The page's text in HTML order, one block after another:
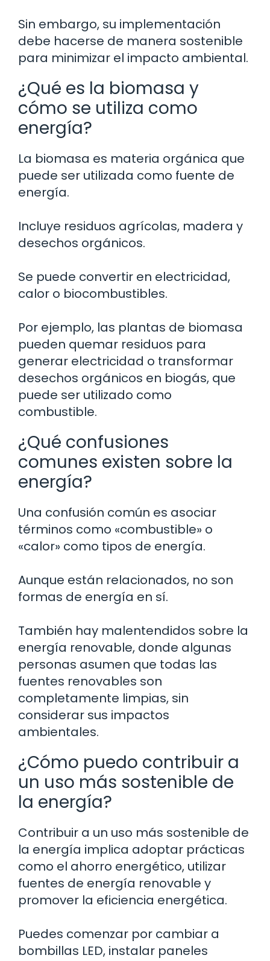
Sin embargo, su implementación
debe hacerse de manera sostenible
para minimizar el impacto ambiental.
¿Qué es la biomasa y
cómo se utiliza como
energía?
La biomasa es materia orgánica que
puede ser utilizada como fuente de
energía.
Incluye residuos agrícolas, madera y
desechos orgánicos.
Se puede convertir en electricidad,
calor o biocombustibles.
Por ejemplo, las plantas de biomasa
pueden quemar residuos para
generar electricidad o transformar
desechos orgánicos en biogás, que
puede ser utilizado como
combustible.
¿Qué confusiones
comunes existen sobre la
energía?
Una confusión común es asociar
términos como «combustible» o
«calor» como tipos de energía.
Aunque están relacionados, no son
formas de energía en sí.
También hay malentendidos sobre la
energía renovable, donde algunas
personas asumen que todas las
fuentes renovables son
completamente limpias, sin
considerar sus impactos
ambientales.
¿Cómo puedo contribuir a
un uso más sostenible de
la energía?
Contribuir a un uso más sostenible de
la energía implica adoptar prácticas
como el ahorro energético, utilizar
fuentes de energía renovable y
promover la eficiencia energética.
Puedes comenzar por cambiar a
bombillas LED, instalar paneles